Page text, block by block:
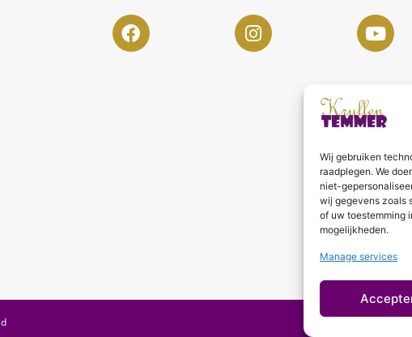
Wij gebruiken
raadplegen. We
niet-
wij gegevens zoals
of uw toestemming
mogelijkheden.
Manage services